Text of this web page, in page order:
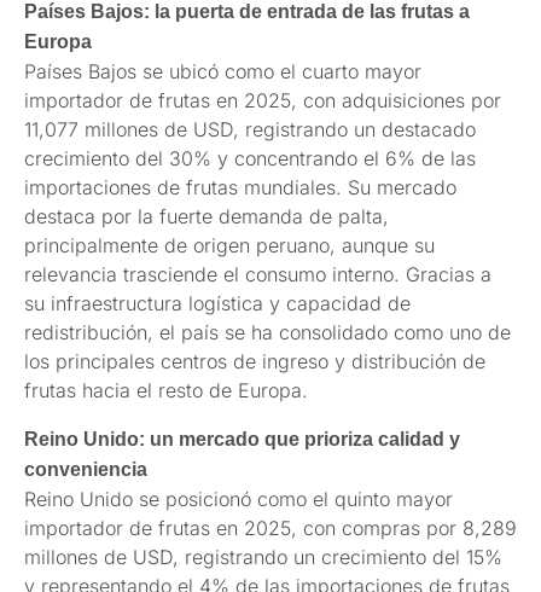
Países Bajos: la puerta de entrada de las frutas a
Europa
Países Bajos se ubicó como el cuarto mayor
importador de frutas en 2025, con adquisiciones por
11,077 millones de USD, registrando un destacado
crecimiento del 30% y concentrando el 6% de las
importaciones de frutas mundiales. Su mercado
destaca por la fuerte demanda de palta,
principalmente de origen peruano, aunque su
relevancia trasciende el consumo interno. Gracias a
su infraestructura logística y capacidad de
redistribución, el país se ha consolidado como uno de
los principales centros de ingreso y distribución de
frutas hacia el resto de Europa.
Reino Unido: un mercado que prioriza calidad y
conveniencia
Reino Unido se posicionó como el quinto mayor
importador de frutas en 2025, con compras por 8,289
millones de USD, registrando un crecimiento del 15%
y representando el 4% de las importaciones de frutas